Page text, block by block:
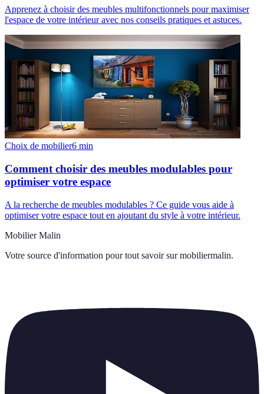
Apprenez à choisir des meubles multifonctionnels pour maximiser
l'espace de votre intérieur avec nos conseils pratiques et astuces.
Choix de mobilier6 min
Comment choisir des meubles modulables pour
optimiser votre espace
A la recherche de meubles modulables ? Ce guide vous aide à
optimiser votre espace tout en ajoutant du style à votre intérieur.
Mobilier Malin
Votre source d'information pour tout savoir sur mobiliermalin.